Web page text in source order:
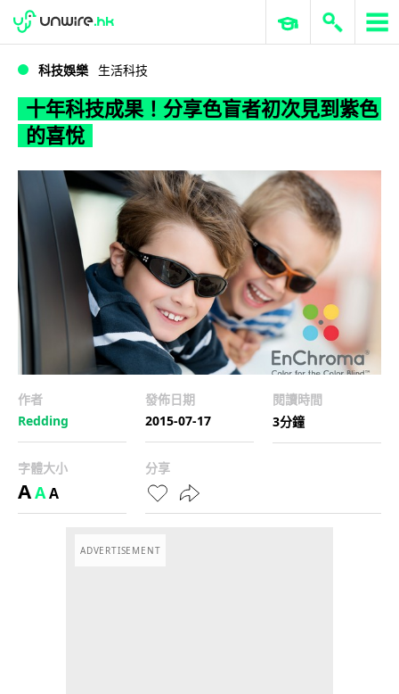
WWDC 2026 ERP 與商業 AI
科技娛樂 生活科技
十年科技成果！分享色盲者初次見到紫色
的喜悅
作者
Redding
發佈日期
2015-07-17
閱讀時間
3分鐘
字體大小
AAA
分享
ADVERTISEMENT